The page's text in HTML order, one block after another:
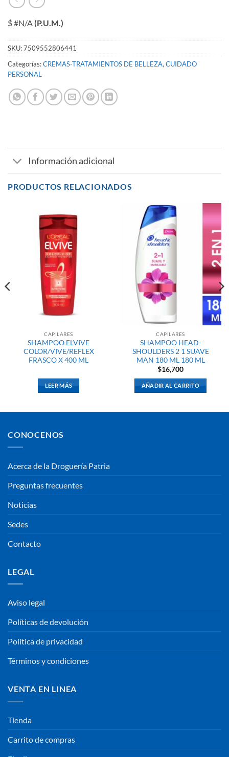
$ #N/A(P.U.M.)
SKU:7509552806441
Categorías:CREMAS-TRATAMIENTOS DE BELLEZA,CUIDADO
PERSONAL
Información adicional
PRODUCTOS RELACIONADOS
CAPILARES
SHAMPOO ELVIVE
COLOR/VIVE/REFLEX
FRASCO X 400 ML
LEER MÁS
CAPILARES
SHAMPOO HEAD-
SHOULDERS 2 1 SUAVE
MAN 180 ML 180 ML
$16,700
AÑADIR AL CARRITO
CONOCENOS
Acerca de la Droguería Patria
Preguntas frecuentes
Noticias
Sedes
Contacto
LEGAL
Aviso legal
Políticas de devolución
Política de privacidad
Términos y condiciones
VENTA EN LINEA
Tienda
Carrito de compras